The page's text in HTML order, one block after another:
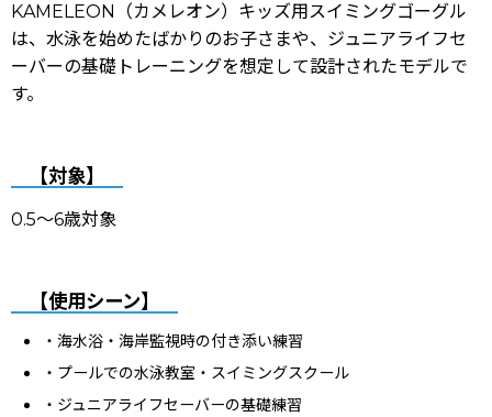
KAMELEON（カメレオン）キッズ用スイミングゴーグル
は、 水泳を始めたばかりのお子さまや、 ジュニアライフセ
ーバーの基礎トレーニングを想定して設計されたモデルで
す。
【対象】
0.5〜6歳対象
【使用シーン】
・海水浴・海岸監視時の付き添い練習
・プールでの水泳教室・スイミングスクール
・ジュニアライフセーバーの基礎練習